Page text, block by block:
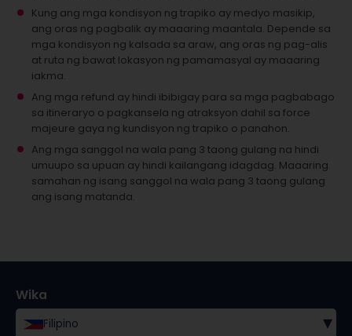
Kung ang mga kondisyon ng trapiko ay medyo masikip,
ang oras ng pagbalik ay maaaring maantala. Depende sa
mga kondisyon ng kalsada sa araw, ang oras ng pag-alis
at ruta ng bawat lokasyon ng pamamasyal ay maaaring
iakma.
Ang mga refund ay hindi ibibigay para sa mga pagbabago
sa itineraryo o pagkansela ng atraksyon dahil sa force
majeure gaya ng kundisyon ng trapiko o panahon.
Ang mga sanggol na wala pang 3 taong gulang na hindi
umuupo sa upuan ay hindi kailangang idagdag. Maaaring
samahan ng isang sanggol na wala pang 3 taong gulang
ang isang matanda.
Wika
Filipino ▾